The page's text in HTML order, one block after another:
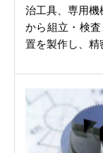
治工具、専用
から組立・検
置を製作し、精